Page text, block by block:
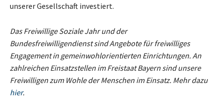
unserer Gesellschaft investiert.
Das Freiwillige Soziale Jahr und der
Bundesfreiwilligendienst sind Angebote für frei­williges
Engagement in gemeinwohlorientierten Einrichtungen. An
zahlreichen Einsatzstellen im Freistaat Bayern sind unsere
Freiwilligen zum Wohle der Menschen im Einsatz. Mehr dazu
hier.